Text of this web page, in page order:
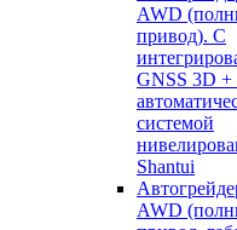
AWD
привод). С
GNSS 3D +
системой
Shantui
AWD